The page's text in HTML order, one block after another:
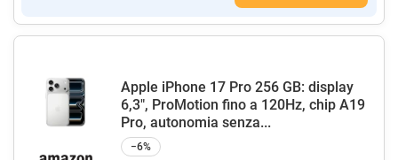
Apple iPhone 17 Pro 256 GB: display
6,3", ProMotion fino a 120Hz, chip A19
Pro, autonomia senza...
−6%